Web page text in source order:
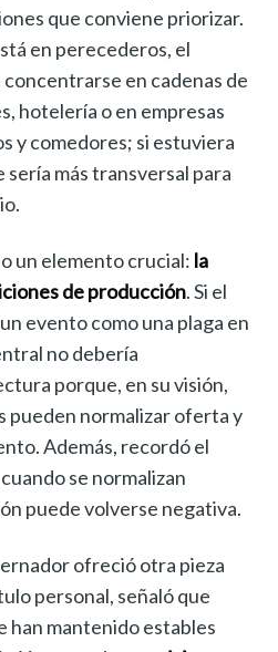
que conviene priorizar.
en perecederos, el
en cadenas de
hotelería o en empresas
y comedores; si estuviera
sería más transversal para
un elemento crucial: la
de producción. Si el
evento como una plaga en
no debería
porque, en su visión,
pueden normalizar oferta y
Además, recordó el
se normalizan
puede volverse negativa.
ofreció otra pieza
personal, señaló que
han mantenido estables